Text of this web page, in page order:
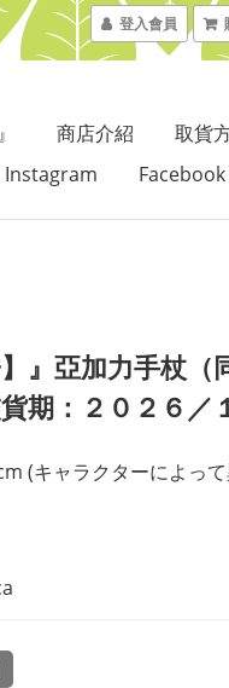
登入會員
商店介紹
取貨
Instagram
】』亞加力手杖（
期：２０２６／
(キャラクターによって